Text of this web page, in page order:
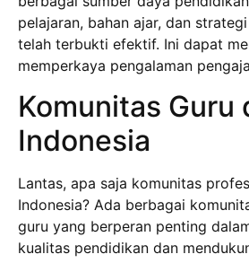
pelajaran, bahan ajar, dan
telah terbukti efektif. Ini dapat
memperkaya pengalaman
Komunitas Guru
Indonesia
Lantas, apa saja komunitas
Indonesia? Ada berbagai
guru yang berperan penting
kualitas pendidikan dan